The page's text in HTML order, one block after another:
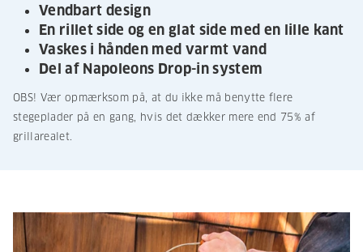
Vendbart design
En rillet side og en glat side med en lille kant
Vaskes i hånden med varmt vand
Del af Napoleons Drop-in system
OBS! Vær opmærksom på, at du ikke må benytte flere
stegeplader på en gang, hvis det dækker mere end 75% af
grillarealet.